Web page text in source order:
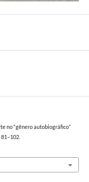
no “gênero autobiográfico”
81–102.